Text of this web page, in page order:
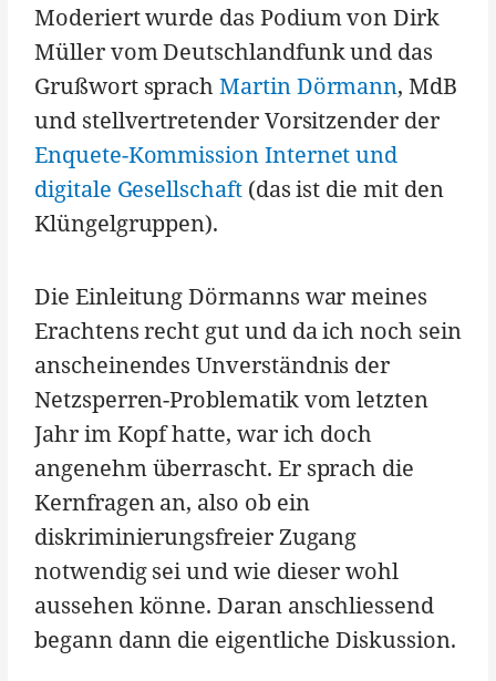
Moderiert wurde das Podium von Dirk
Müller vom Deutschlandfunk und das
Grußwort sprachMartin Dörmann, MdB
und stellvertretender Vorsitzender der
Enquete-Kommission Internet und
digitale Gesellschaft(das ist die mit den
Klüngelgruppen).
Die Einleitung Dörmanns war meines
Erachtens recht gut und da ich noch sein
anscheinendes Unverständnis der
Netzsperren-Problematik vom letzten
Jahr im Kopf hatte, war ich doch
angenehm überrascht. Er sprach die
Kernfragen an, also ob ein
diskriminierungsfreier Zugang
notwendig sei und wie dieser wohl
aussehen könne. Daran anschliessend
begann dann die eigentliche Diskussion.